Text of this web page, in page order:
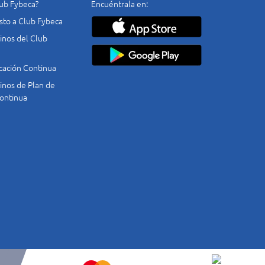
Fybeca?
a Club Fybeca
del Club
Continua
de Plan de
Encuéntrala en: